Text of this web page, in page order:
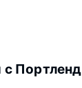
Портленд